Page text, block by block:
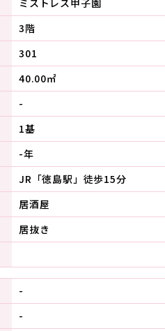
3階
301
40.00㎡
-
1基
-年
JR「徳島駅」徒歩15分
居酒屋
居抜き
-
-